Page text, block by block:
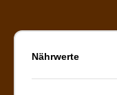
Nährwerte